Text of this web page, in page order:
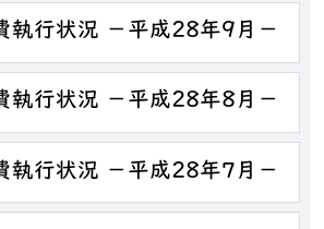
執行状況 －平成28年9月－
執行状況 －平成28年8月－
執行状況 －平成28年7月－